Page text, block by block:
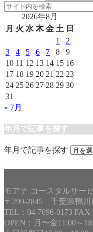
2026年8月
月 火 水 木 金 土 日
1
2
3
4 5 6 7 8
9
10 11 12 13 14 15 16
17 18 19 20 21 22 23
24 25 26 27 28 29 30
31
« 7月
年月で記事を探す
年月で記事を探す
モアナ コースタルサー
〒299-2845 千葉県鴨川
TEL：04-7096-0173 FAX
OPEN：月〜金11:00～